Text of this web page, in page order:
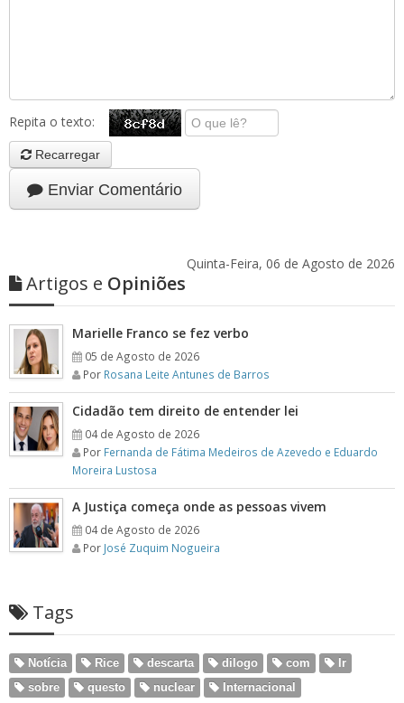
Repita o texto:
Recarregar
Enviar Comentário
Quinta-Feira, 06 de Agosto de 2026
Artigos e Opiniões
Marielle Franco se fez verbo
05 de Agosto de 2026
Por Rosana Leite Antunes de Barros
Cidadão tem direito de entender lei
04 de Agosto de 2026
Por Fernanda de Fátima Medeiros de Azevedo e Eduardo
Moreira Lustosa
A Justiça começa onde as pessoas vivem
04 de Agosto de 2026
Por José Zuquim Nogueira
Tags
Notícia Rice descarta dilogo com
Ir
sobre
questo nuclear Internacional